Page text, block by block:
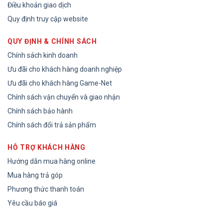
Điều khoản giao dịch
Quy định truy cập website
QUY ĐỊNH & CHÍNH SÁCH
Chính sách kinh doanh
Ưu đãi cho khách hàng doanh nghiệp
Ưu đãi cho khách hàng Game-Net
Chính sách vận chuyển và giao nhận
Chính sách bảo hành
Chính sách đổi trả sản phẩm
HỖ TRỢ KHÁCH HÀNG
Hướng dẫn mua hàng online
Mua hàng trả góp
Phương thức thanh toán
Yêu cầu báo giá